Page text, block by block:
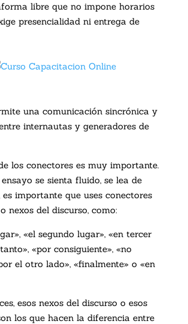
libre que no impone horarios
presencialidad ni entrega de
una comunicación sincrónica y
internautas y generadores de
los conectores es muy importante.
se sienta fluido, se lea de
importante que uses conectores
nexos del discurso, como:
«el segundo lugar», «en tercer
«por consiguiente», «no
el otro lado», «finalmente» o «en
esos nexos del discurso o esos
los que hacen la diferencia entre